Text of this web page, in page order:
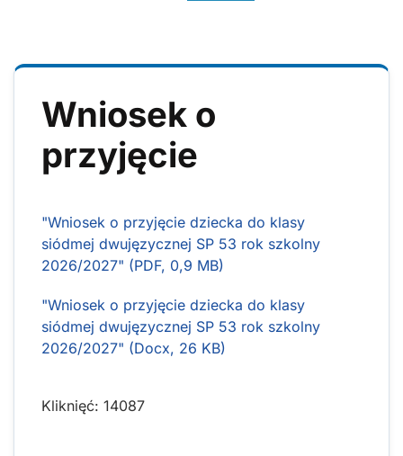
Wniosek o
przyjęcie
"Wniosek o przyjęcie dziecka do klasy
siódmej dwujęzycznej SP 53 rok szkolny
2026/2027" (PDF, 0,9 MB)
"Wniosek o przyjęcie dziecka do klasy
siódmej dwujęzycznej SP 53 rok szkolny
2026/2027" (Docx, 26 KB)
Kliknięć: 14087